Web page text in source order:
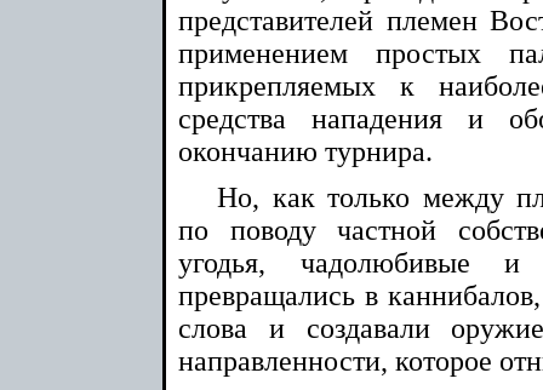
представителей племен
применением простых
прикрепляемых к
средства нападения и
окончанию турнира.
Но, как только между
по поводу частной
угодья, чадолюбивые и
превращались в
слова и создавали
направленности, которое